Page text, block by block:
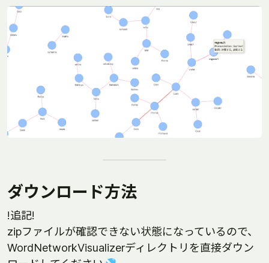
ダウンロード方法
!追記!
zipファイルが確認できない状態になっているので、
WordNetworkVisualizerディレクトリを直接ダウン